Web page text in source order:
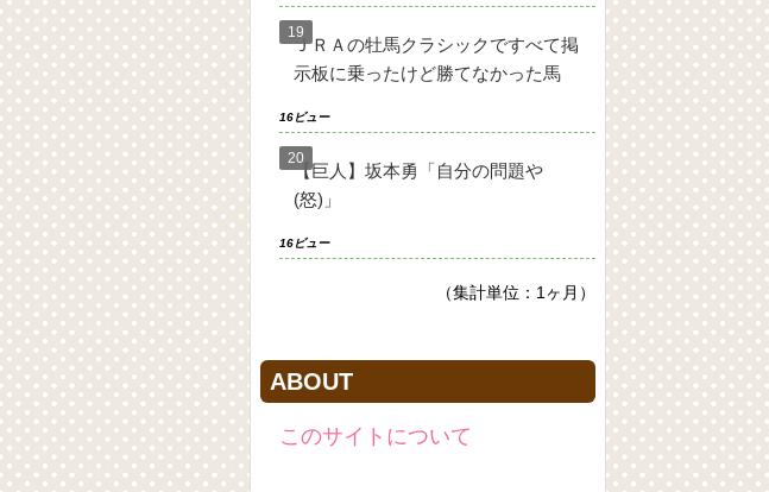
ＪＲＡの牡馬クラシックですべて掲
示板に乗ったけど勝てなかった馬
16ビュー
【巨人】坂本勇「自分の問題や
(怒)」
16ビュー
（集計単位：1ヶ月）
ABOUT
このサイトについて